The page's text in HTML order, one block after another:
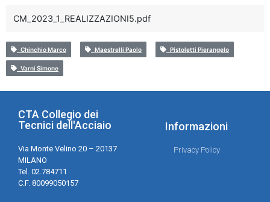
CM_2023_1_REALIZZAZIONI5.pdf
Chinchio Marco Maestrelli Paolo Pistoletti Pierangelo
Varni Simone
CTA Collegio dei
Tecnici dell'Acciaio
Via Monte Velino 20 – 20137
MILANO
Tel. 02.784711
C.F. 80099050157
Informazioni
Privacy Policy